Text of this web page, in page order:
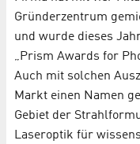
Gründerzentrum
und wurde dieses
„Prism Awards for
Auch mit solchen
Markt einen Namen
Gebiet der
Laseroptik für